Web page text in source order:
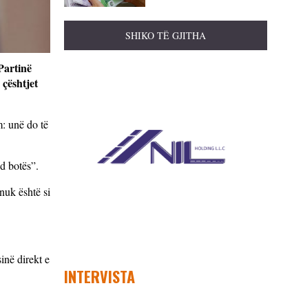
unë do të
botës”.
është si
direkt e
SHIKO TË GJITHA
INTERVISTA